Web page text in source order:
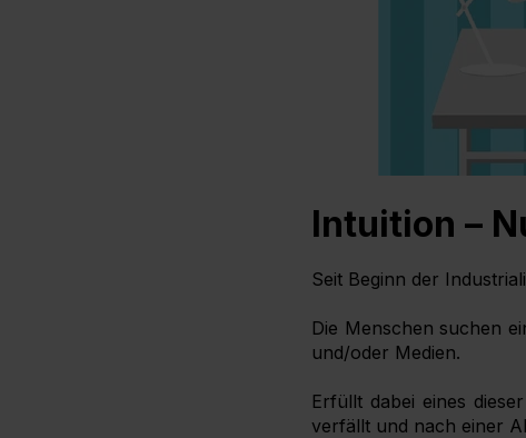
Intuition –
Seit Beginn der
Die Menschen suchen
und/oder Medien.
Erfüllt dabei eines
verfällt und nach einer